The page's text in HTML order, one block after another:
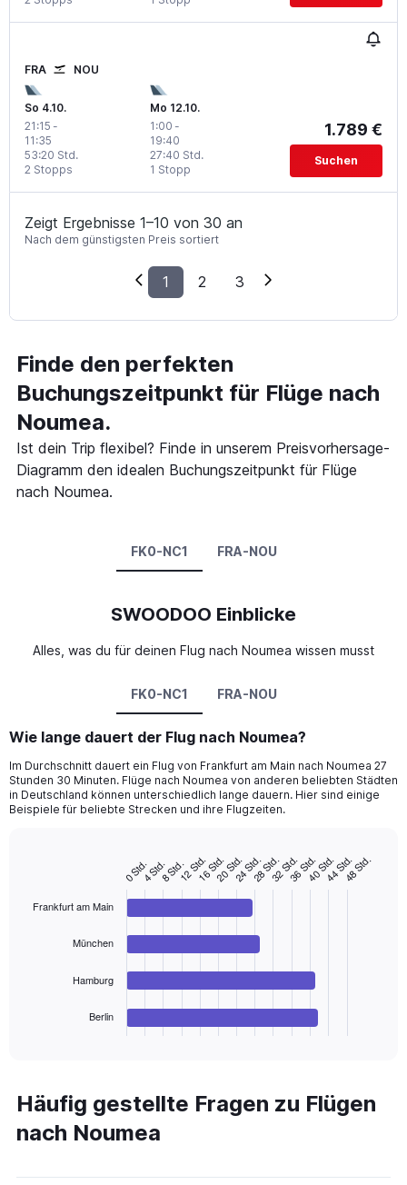
FRA NOU
So 4.10.
21:15 -
11:35
2 Stopps
53:20 Std.
Mo 12.10.
1:00 -
19:40
1 Stopp
27:40 Std.
1.789 €
Suchen
Zeigt Ergebnisse 1–10 von 30 an
Nach dem günstigsten Preis sortiert
1 2 3
Finde den perfekten
Buchungszeitpunkt für Flüge nach
Noumea.
Ist dein Trip flexibel? Finde in unserem Preisvorhersage-
Diagramm den idealen Buchungszeitpunkt für Flüge
nach Noumea.
FK0-NC1 FRA-NOU
SWOODOO Einblicke
Alles, was du für deinen Flug nach Noumea wissen musst
FK0-NC1 FRA-NOU
Wie lange dauert der Flug nach Noumea?
Im Durchschnitt dauert ein Flug von Frankfurt am Main nach Noumea 27
Stunden 30 Minuten. Flüge nach Noumea von anderen beliebten Städten
in Deutschland können unterschiedlich lange dauern. Hier sind einige
Beispiele für beliebte Strecken und ihre Flugzeiten.
Range:
4
categories.
Frankfurt am Main
München
Hamburg
Berlin
0 Std. 12 Std. 24 Std. 36 Std.
4 Std.8 Std. 16 Std.20 Std.28 Std.32 Std.40 Std.44 Std.48 Std.
Häufig gestellte Fragen zu Flügen
nach Noumea